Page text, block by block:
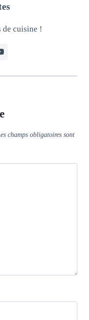
de cuisine !
champs obligatoires sont